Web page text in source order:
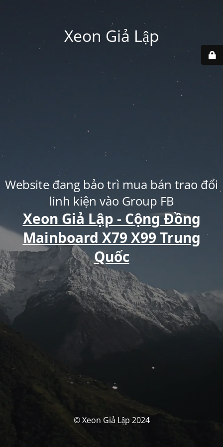
Xeon Giả Lập
Website đang bảo trì mua bán trao đổi
linh kiện vào Group FB
Xeon Giả Lập - Cộng Đồng
Mainboard X79 X99 Trung
Quốc
© Xeon Giả Lập 2024